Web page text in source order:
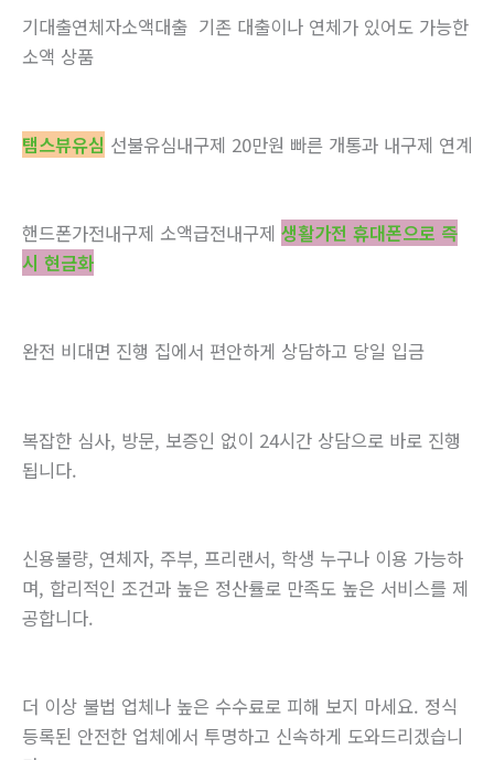
기대출연체자소액대출 기존 대출이나 연체가 있어도 가능한
소액 상품
탬스뷰유심 선불유심내구제 20만원 빠른 개통과 내구제 연계
핸드폰가전내구제 소액급전내구제 생활가전 휴대폰으로 즉
시 현금화
완전 비대면 진행 집에서 편안하게 상담하고 당일 입금
복잡한 심사, 방문, 보증인 없이 24시간 상담으로 바로 진행
됩니다.
신용불량, 연체자, 주부, 프리랜서, 학생 누구나 이용 가능하
며, 합리적인 조건과 높은 정산률로 만족도 높은 서비스를 제
공합니다.
더 이상 불법 업체나 높은 수수료로 피해 보지 마세요. 정식
등록된 안전한 업체에서 투명하고 신속하게 도와드리겠습니